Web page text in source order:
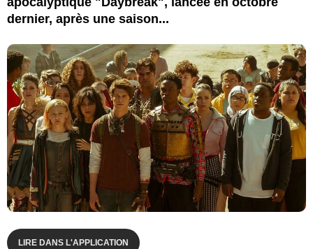
dernier, après une saison...
LIRE DANS L'APPLICATION